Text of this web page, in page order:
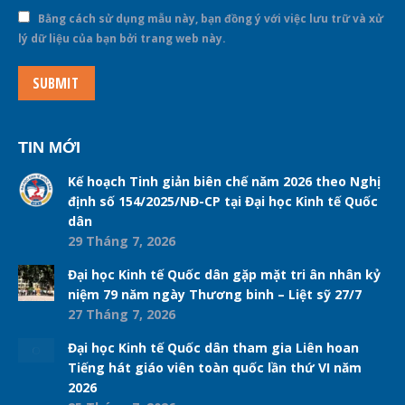
Bằng cách sử dụng mẫu này, bạn đồng ý với việc lưu trữ và xử
lý dữ liệu của bạn bởi trang web này.
SUBMIT
TIN MỚI
Kế hoạch Tinh giản biên chế năm 2026 theo Nghị
định số 154/2025/NĐ-CP tại Đại học Kinh tế Quốc
dân
29 Tháng 7, 2026
Đại học Kinh tế Quốc dân gặp mặt tri ân nhân kỷ
niệm 79 năm ngày Thương binh – Liệt sỹ 27/7
27 Tháng 7, 2026
Đại học Kinh tế Quốc dân tham gia Liên hoan
Tiếng hát giáo viên toàn quốc lần thứ VI năm
2026